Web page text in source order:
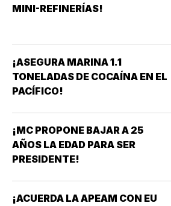
MINI-REFINERÍAS!
¡ASEGURA MARINA 1.1
TONELADAS DE COCAÍNA EN EL
PACÍFICO!
¡MC PROPONE BAJAR A 25
AÑOS LA EDAD PARA SER
PRESIDENTE!
¡ACUERDA LA APEAM CON EU